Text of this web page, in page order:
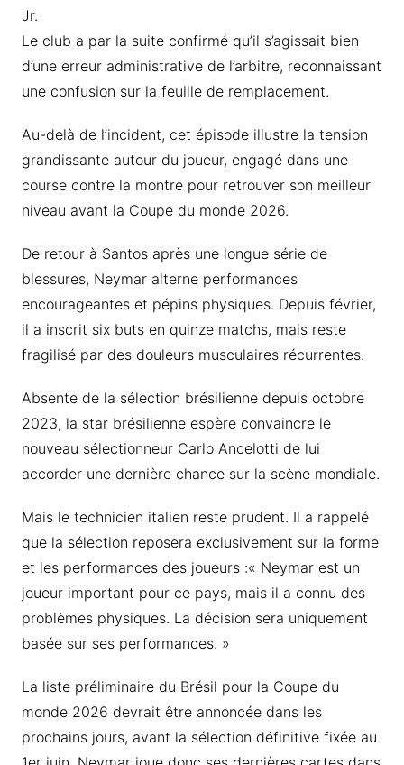
Jr.
Le club a par la suite confirmé qu’il s’agissait bien
d’une erreur administrative de l’arbitre, reconnaissant
une confusion sur la feuille de remplacement.
Au-delà de l’incident, cet épisode illustre la tension
grandissante autour du joueur, engagé dans une
course contre la montre pour retrouver son meilleur
niveau avant la Coupe du monde 2026.
De retour à Santos après une longue série de
blessures, Neymar alterne performances
encourageantes et pépins physiques. Depuis février,
il a inscrit six buts en quinze matchs, mais reste
fragilisé par des douleurs musculaires récurrentes.
Absente de la sélection brésilienne depuis octobre
2023, la star brésilienne espère convaincre le
nouveau sélectionneur Carlo Ancelotti de lui
accorder une dernière chance sur la scène mondiale.
Mais le technicien italien reste prudent. Il a rappelé
que la sélection reposera exclusivement sur la forme
et les performances des joueurs :« Neymar est un
joueur important pour ce pays, mais il a connu des
problèmes physiques. La décision sera uniquement
basée sur ses performances. »
La liste préliminaire du Brésil pour la Coupe du
monde 2026 devrait être annoncée dans les
prochains jours, avant la sélection définitive fixée au